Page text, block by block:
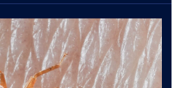
لابادة
البق